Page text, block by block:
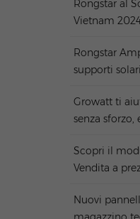
Rongstar al
Vietnam
Rongstar
supporti
Growatt ti
senza sforzo,
Scopri il
Vendita a
Nuovi